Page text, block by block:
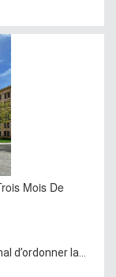
Mois De
d’ordonner la...